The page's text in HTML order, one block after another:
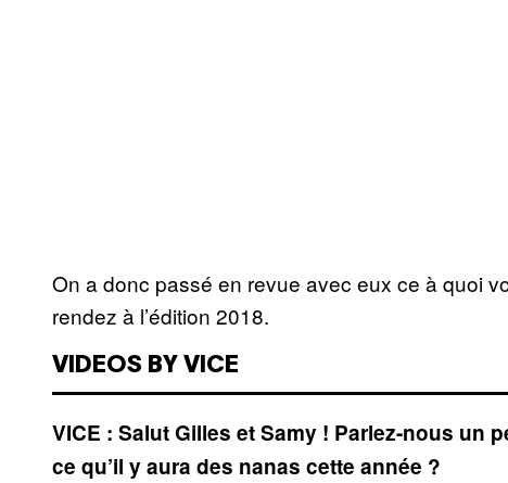
On a donc passé en revue avec eux ce à quoi
rendez à l’édition 2018.
VIDEOS BY VICE
VICE : Salut Gilles et Samy ! Parlez-nous un
ce qu’il y aura des nanas cette année ?